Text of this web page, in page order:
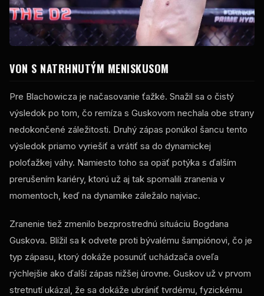
VON S NATRHNUTÝM MENISKUSOM
Pre Blachowicza je načasovanie ťažké. Snažil sa o čistý
výsledok po tom, čo remíza s Guskovom nechala obe strany
nedokončené záležitosti. Druhý zápas ponúkol šancu tento
výsledok priamo vyriešiť a vrátiť sa do dynamickej
poloťažkej váhy. Namiesto toho sa opäť potýka s ďalším
prerušením kariéry, ktorú už aj tak spomalili zranenia v
momentoch, keď na dynamike záležalo najviac.
Zranenie tiež zmenilo bezprostrednú situáciu Bogdana
Guskova. Blížil sa k odvete proti bývalému šampiónovi, čo je
typ zápasu, ktorý dokáže posunúť uchádzača oveľa
rýchlejšie ako ďalší zápas nižšej úrovne. Guskov už v prvom
stretnutí ukázal, že sa dokáže ubrániť tvrdému, fyzickému